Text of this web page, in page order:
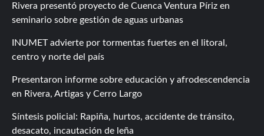
Rivera presentó proyecto de Cuenca Ventura Píriz en
seminario sobre gestión de aguas urbanas
INUMET advierte por tormentas fuertes en el litoral,
centro y norte del país
Presentaron informe sobre educación y afrodescendencia
en Rivera, Artigas y Cerro Largo
Síntesis policial: Rapiña, hurtos, accidente de tránsito,
desacato, incautación de leña